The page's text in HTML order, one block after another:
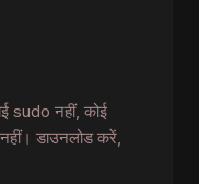
sudo नहीं, कोई
डाउनलोड करें,